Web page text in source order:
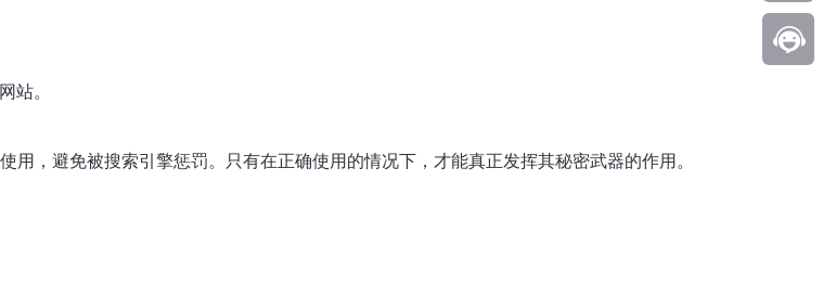
站。
，避免被搜索引擎惩罚。只有在正确使用的情况下，才能真正发挥其秘密武器的作用。